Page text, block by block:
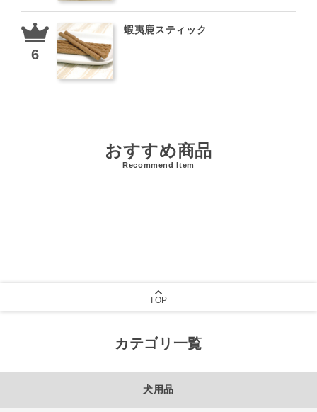
蝦夷鹿スティック
おすすめ商品
Recommend Item
TOP
カテゴリ一覧
犬用品